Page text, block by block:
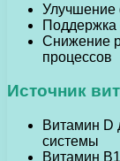
Улучшение
Поддержка
Снижение
процессов
Источник
Витамин D
системы
Витамин